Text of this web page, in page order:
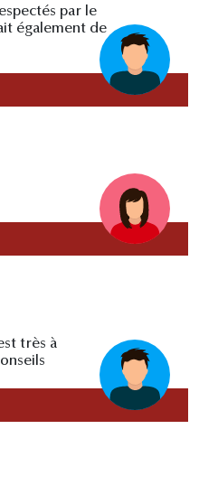
par le
également de
très à